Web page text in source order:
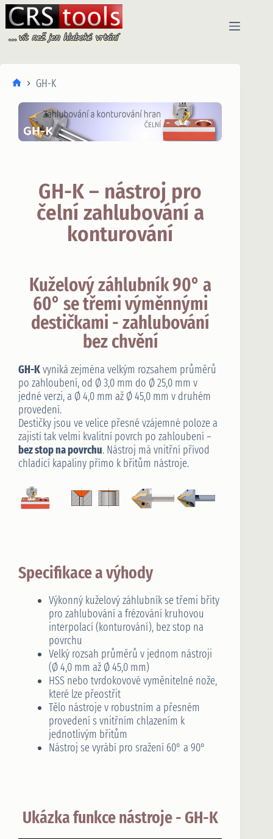
GH-K
GH-K – nástroj pro
čelní zahlubování a
konturování
Kuželový záhlubník 90° a
60° se třemi výměnnými
destičkami - zahlubování
bez chvění
GH-Kvyniká zejména velkým rozsahem průměrů
po zahloubení, od Ø 3,0 mm do Ø 25,0 mm v
jedné verzi, a Ø 4,0 mm až Ø 45,0 mm v druhém
provedení.
Destičky jsou ve velice přesné vzájemné poloze a
zajistí tak velmi kvalitní povrch po zahloubení –
bez stop na povrchu. Nástroj má vnitřní přívod
chladicí kapaliny přímo k břitům nástroje.
Specifikace a výhody
Výkonný kuželový záhlubník se třemi břity
pro zahlubování a frézování kruhovou
interpolací (konturování), bez stop na
povrchu
Velký rozsah průměrů v jednom nástroji
(Ø 4,0 mm až Ø 45,0 mm)
HSS nebo tvrdokovové vyměnitelné nože,
které lze přeostřit
Tělo nástroje v robustním a přesném
provedení s vnitřním chlazením k
jednotlivým břitům
Nástroj se vyrábí pro sražení 60° a 90°
Ukázka funkce nástroje - GH-K